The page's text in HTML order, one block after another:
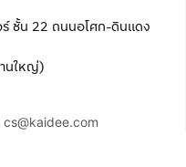
ร์ ชั้น 22 ถนนอโศก-ดินแดง
นใหญ่)
cs@kaidee.com